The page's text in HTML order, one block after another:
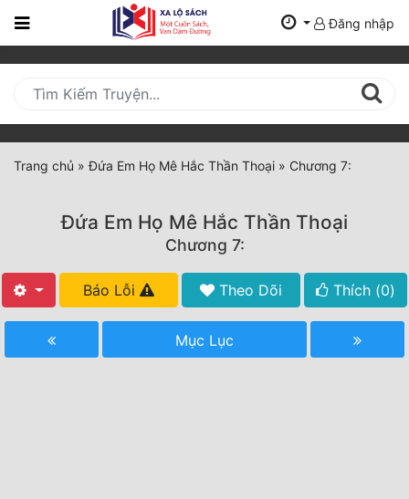
Trang
Mới
Cập
Nhật
(current)
Tất Cả
Đăng nhập
Trang chủ »Đứa Em Họ Mê Hắc Thần Thoại » Chương 7:
Đứa Em Họ Mê Hắc Thần Thoại
Chương 7:
Báo Lỗi Theo Dõi Thích (0)
Mục Lục